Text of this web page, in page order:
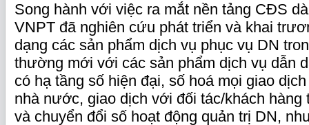
Song hành với việc ra mắt nền tảng CĐS
VNPT đã nghiên cứu phát triển và khai
dạng các sản phẩm dịch vụ phục vụ DN
thường mới với các sản phẩm dịch vụ dẫn
có hạ tầng số hiện đại, số hoá mọi giao
nhà nước, giao dịch với đối tác/khách hàng
và chuyển đổi số hoạt động quản trị DN,